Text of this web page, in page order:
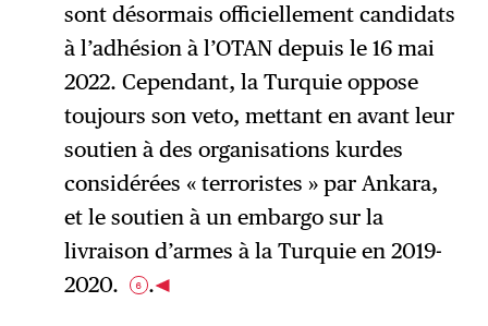
sont désormais officiellement candidats
à l’adhésion à l’OTAN depuis le 16 mai
2022. Cependant, la Turquie oppose
toujours son veto, mettant en avant leur
soutien à des organisations kurdes
considérées « terroristes » par Ankara,
et le soutien à un embargo sur la
livraison d’armes à la Turquie en 2019-
2020.
6 .